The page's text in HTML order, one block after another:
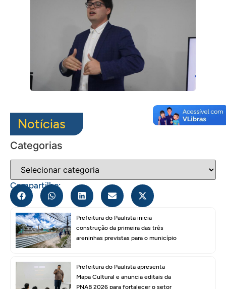
Notícias
Categorias
Compartilhe:
Prefeitura do Paulista inicia
construção da primeira das três
areninhas previstas para o município
Prefeitura do Paulista apresenta
Mapa Cultural e anuncia editais da
PNAB 2026 para fortalecer o setor